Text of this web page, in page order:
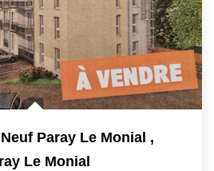
Agences
Rejoindre
Actualités
Témoignages
CONTACT
Paray Le Monial ,
Le Monial